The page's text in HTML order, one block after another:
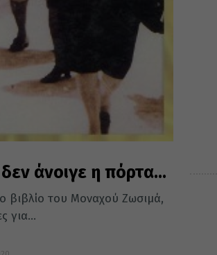
άνοιγε η πόρτα…
βιβλίο του Μοναχού Ζωσιμά,
για...